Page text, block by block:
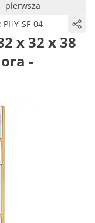
pierwsza
PHY-SF-04
x 32 x 38
-